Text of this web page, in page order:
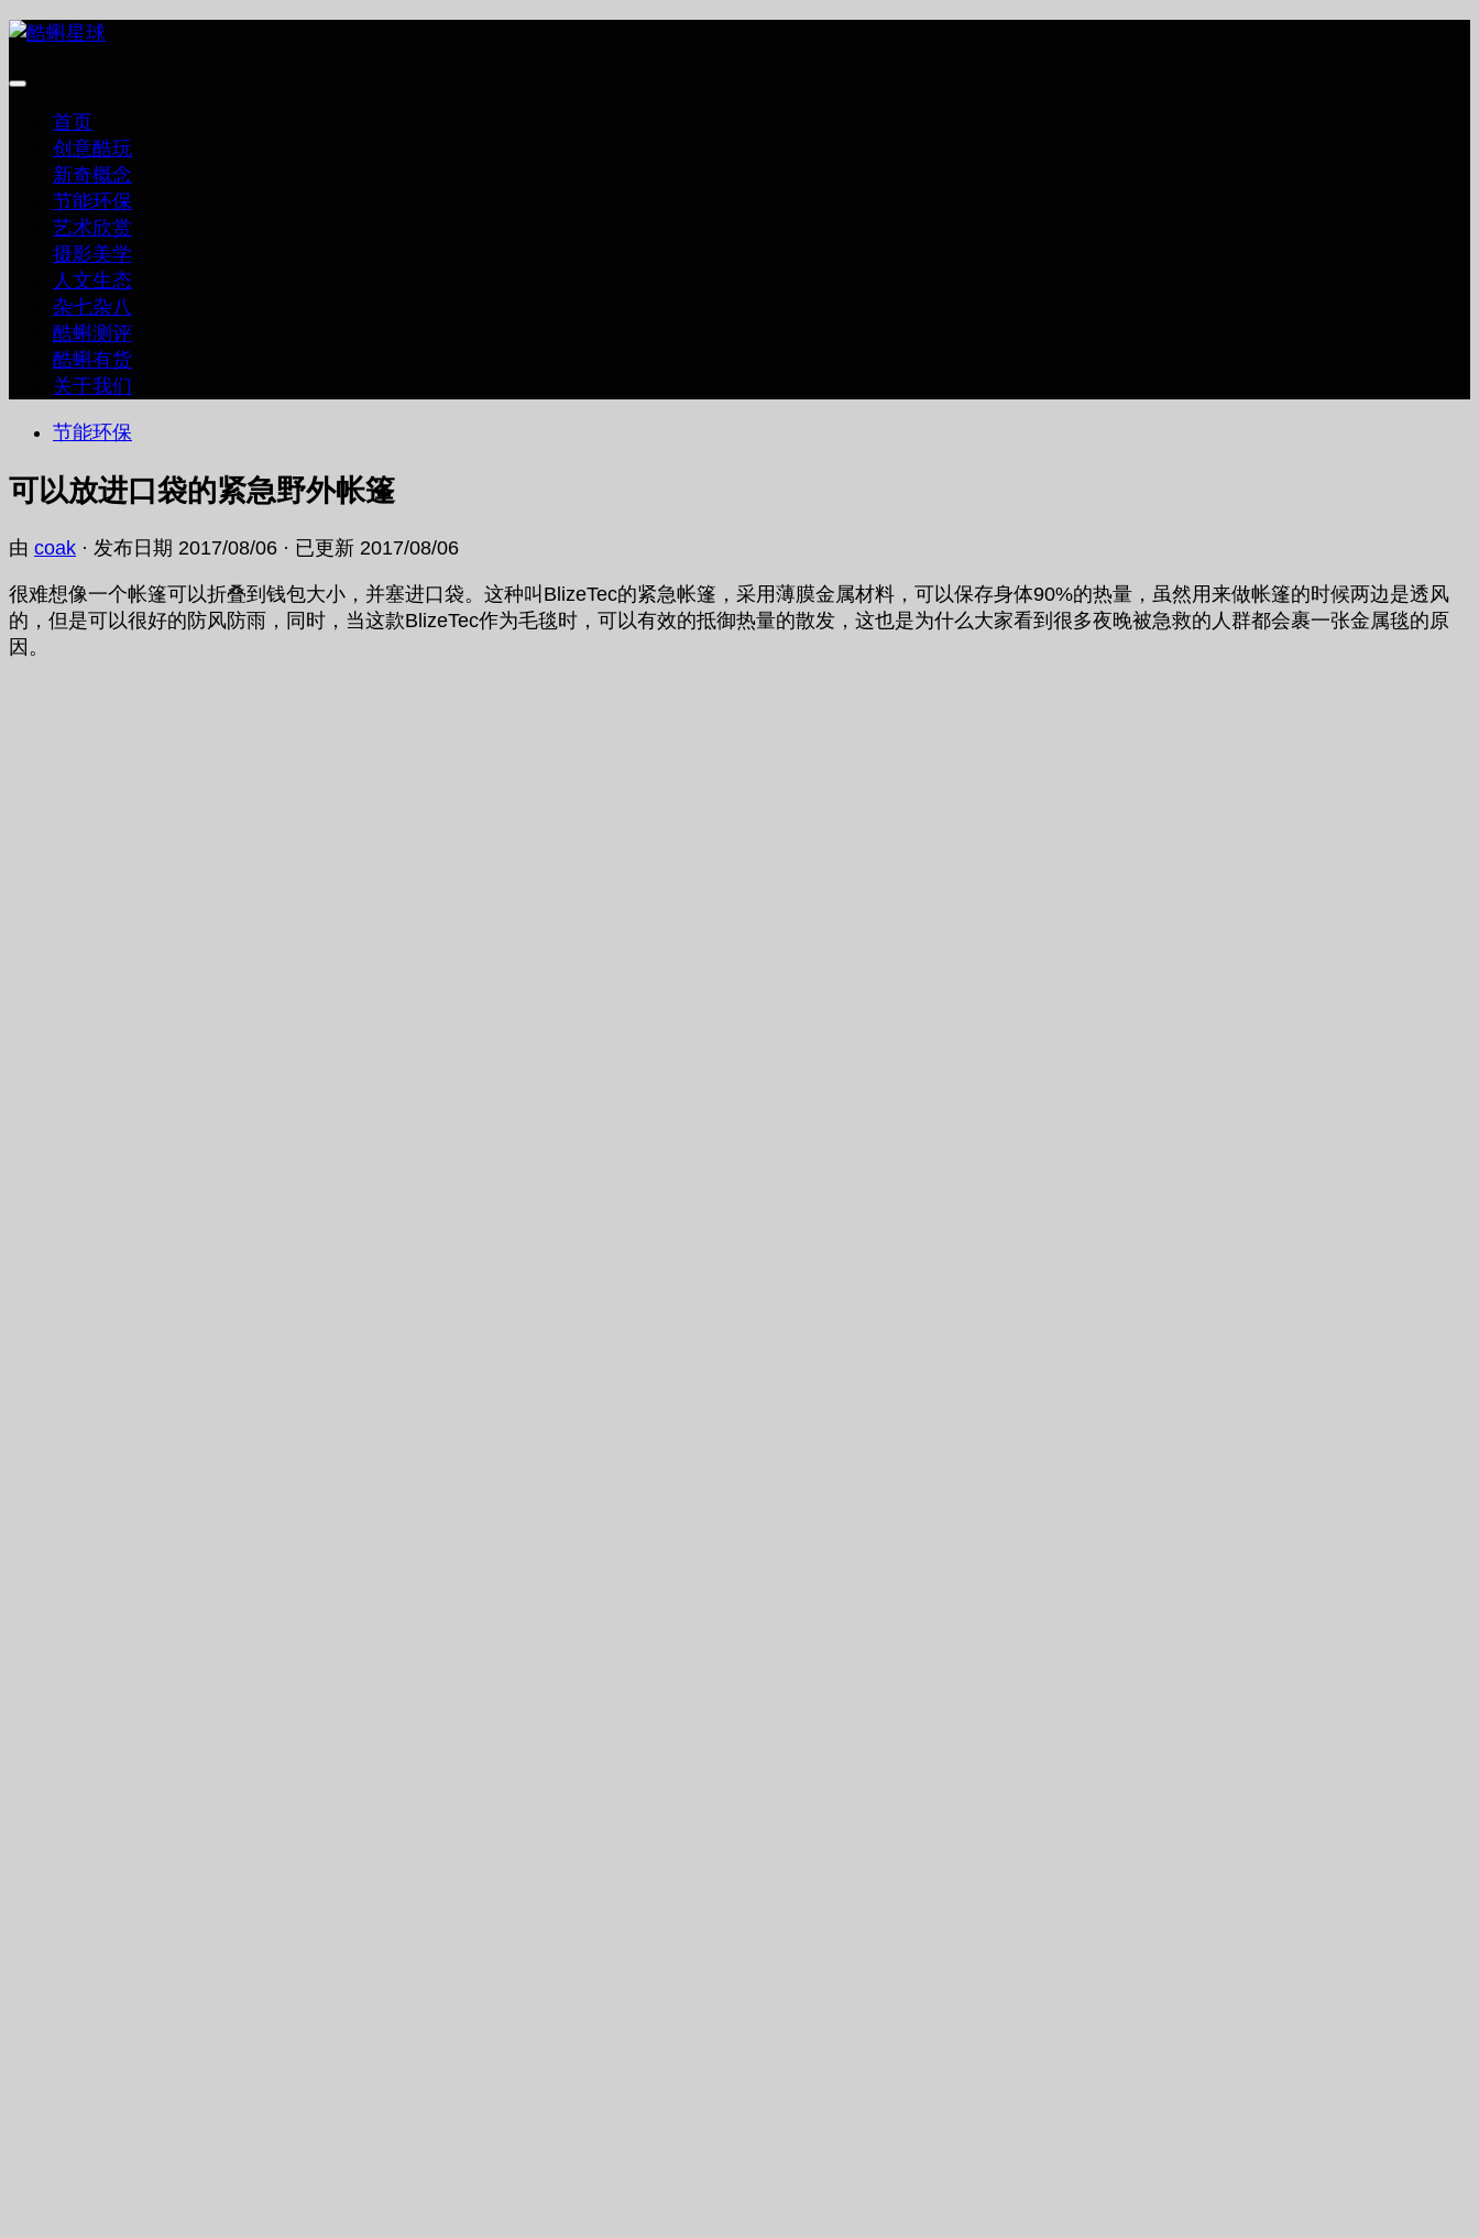
跳
内
首页
创意酷玩
新奇概念
节能环保
艺术欣赏
摄影美学
人文生态
杂七杂八
酷蝌测评
酷蝌有货
关于我们
节能环保
可以放进口袋的紧急野外帐篷
由 coak · 发布日期 2017/08/06 · 已更新 2017/08/06
很难想像一个帐篷可以折叠到钱包大小，并塞进口袋。这种叫BlizeTec的紧急帐篷，采用薄膜金属材料，可以保存身体90%的热量，虽然用来做帐篷的时候两边是透风
的，但是可以很好的防风防雨，同时，当这款BlizeTec作为毛毯时，可以有效的抵御热量的散发，这也是为什么大家看到很多夜晚被急救的人群都会裹一张金属毯的原
因。